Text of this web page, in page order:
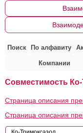
Поиск По алфавиту
Компании
Совместимость
Страница описания
Страница описания